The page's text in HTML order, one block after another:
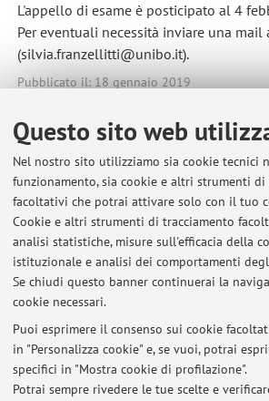
Questo sito web
Nel nostro sito utilizziamo sia cookie tecnici
funzionamento, sia cookie e altri strumenti di
facoltativi che potrai attivare solo con il tuo
Cookie e altri strumenti di tracciamento
analisi statistiche, misure sull'efficacia della
istituzionale e analisi dei comportamenti
Se chiudi questo banner continuerai la
cookie necessari.
Puoi esprimere il consenso sui cookie
in "Personalizza cookie" e, se vuoi, potrai
specifici in "Mostra cookie di profilazione".
Potrai sempre rivedere le tue scelte e
L'appello di esame è posticipato al 4
Per eventuali necessità inviare una mail
(silvia.franzellitti@unibo.it).
Pubblicato il: 18 gennaio 2019
Ultimi avvisi
APPELLO FISIOLOGIA MOLECOLARE DEGLI
21/01/2019
Pubblicato il: 18 gennaio 2019
APPELLO "FISIOLOGIA MOLECOLARE DEGLI
15/10/2018
Pubblicato il: 06 ottobre 2018
APPELLO "FISIOLOGIA MOLECOLARE DEGLI
17/09/2018